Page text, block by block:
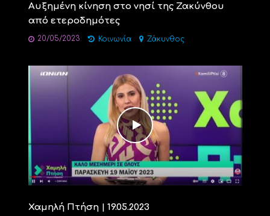
Αυξημένη κίνηση στο νησί της Ζακύνθου
από ετεροδημότες
20/05/2023 Κοινωνία Ζάκυνθος
Χαμηλή Πτήση | 19.05.2023